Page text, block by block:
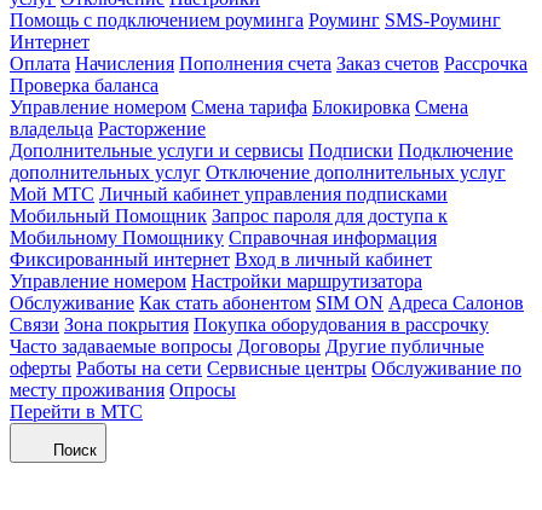
Помощь с подключением роуминга Роуминг SMS-Роуминг
Интернет
Оплата Начисления Пополнения счета Заказ счетов Рассрочка
Проверка баланса
Управление номером Смена тарифа Блокировка Смена
владельца Расторжение
Дополнительные услуги и сервисы Подписки Подключение
дополнительных услуг Отключение дополнительных услуг
Мой МТС Личный кабинет управления подписками
Мобильный Помощник Запрос пароля для доступа к
Мобильному Помощнику Справочная информация
Фиксированный интернет Вход в личный кабинет
Управление номером Настройки маршрутизатора
Обслуживание Как стать абонентом SIM ON Адреса Салонов
Связи Зона покрытия Покупка оборудования в рассрочку
Часто задаваемые вопросы Договоры Другие публичные
оферты Работы на сети Сервисные центры Обслуживание по
месту проживания Опросы
Перейти в МТС
Поиск